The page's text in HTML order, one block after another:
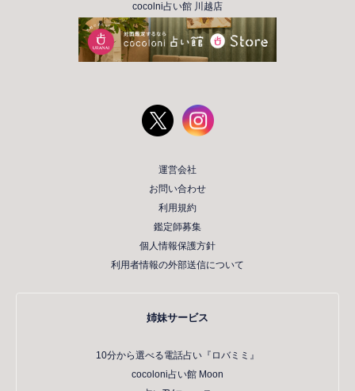
cocolni占い館 川越店
運営会社
お問い合わせ
利用規約
鑑定師募集
個人情報保護方針
利用者情報の外部送信について
姉妹サービス
10分から選べる電話占い『ロバミミ』
cocoloni占い館 Moon